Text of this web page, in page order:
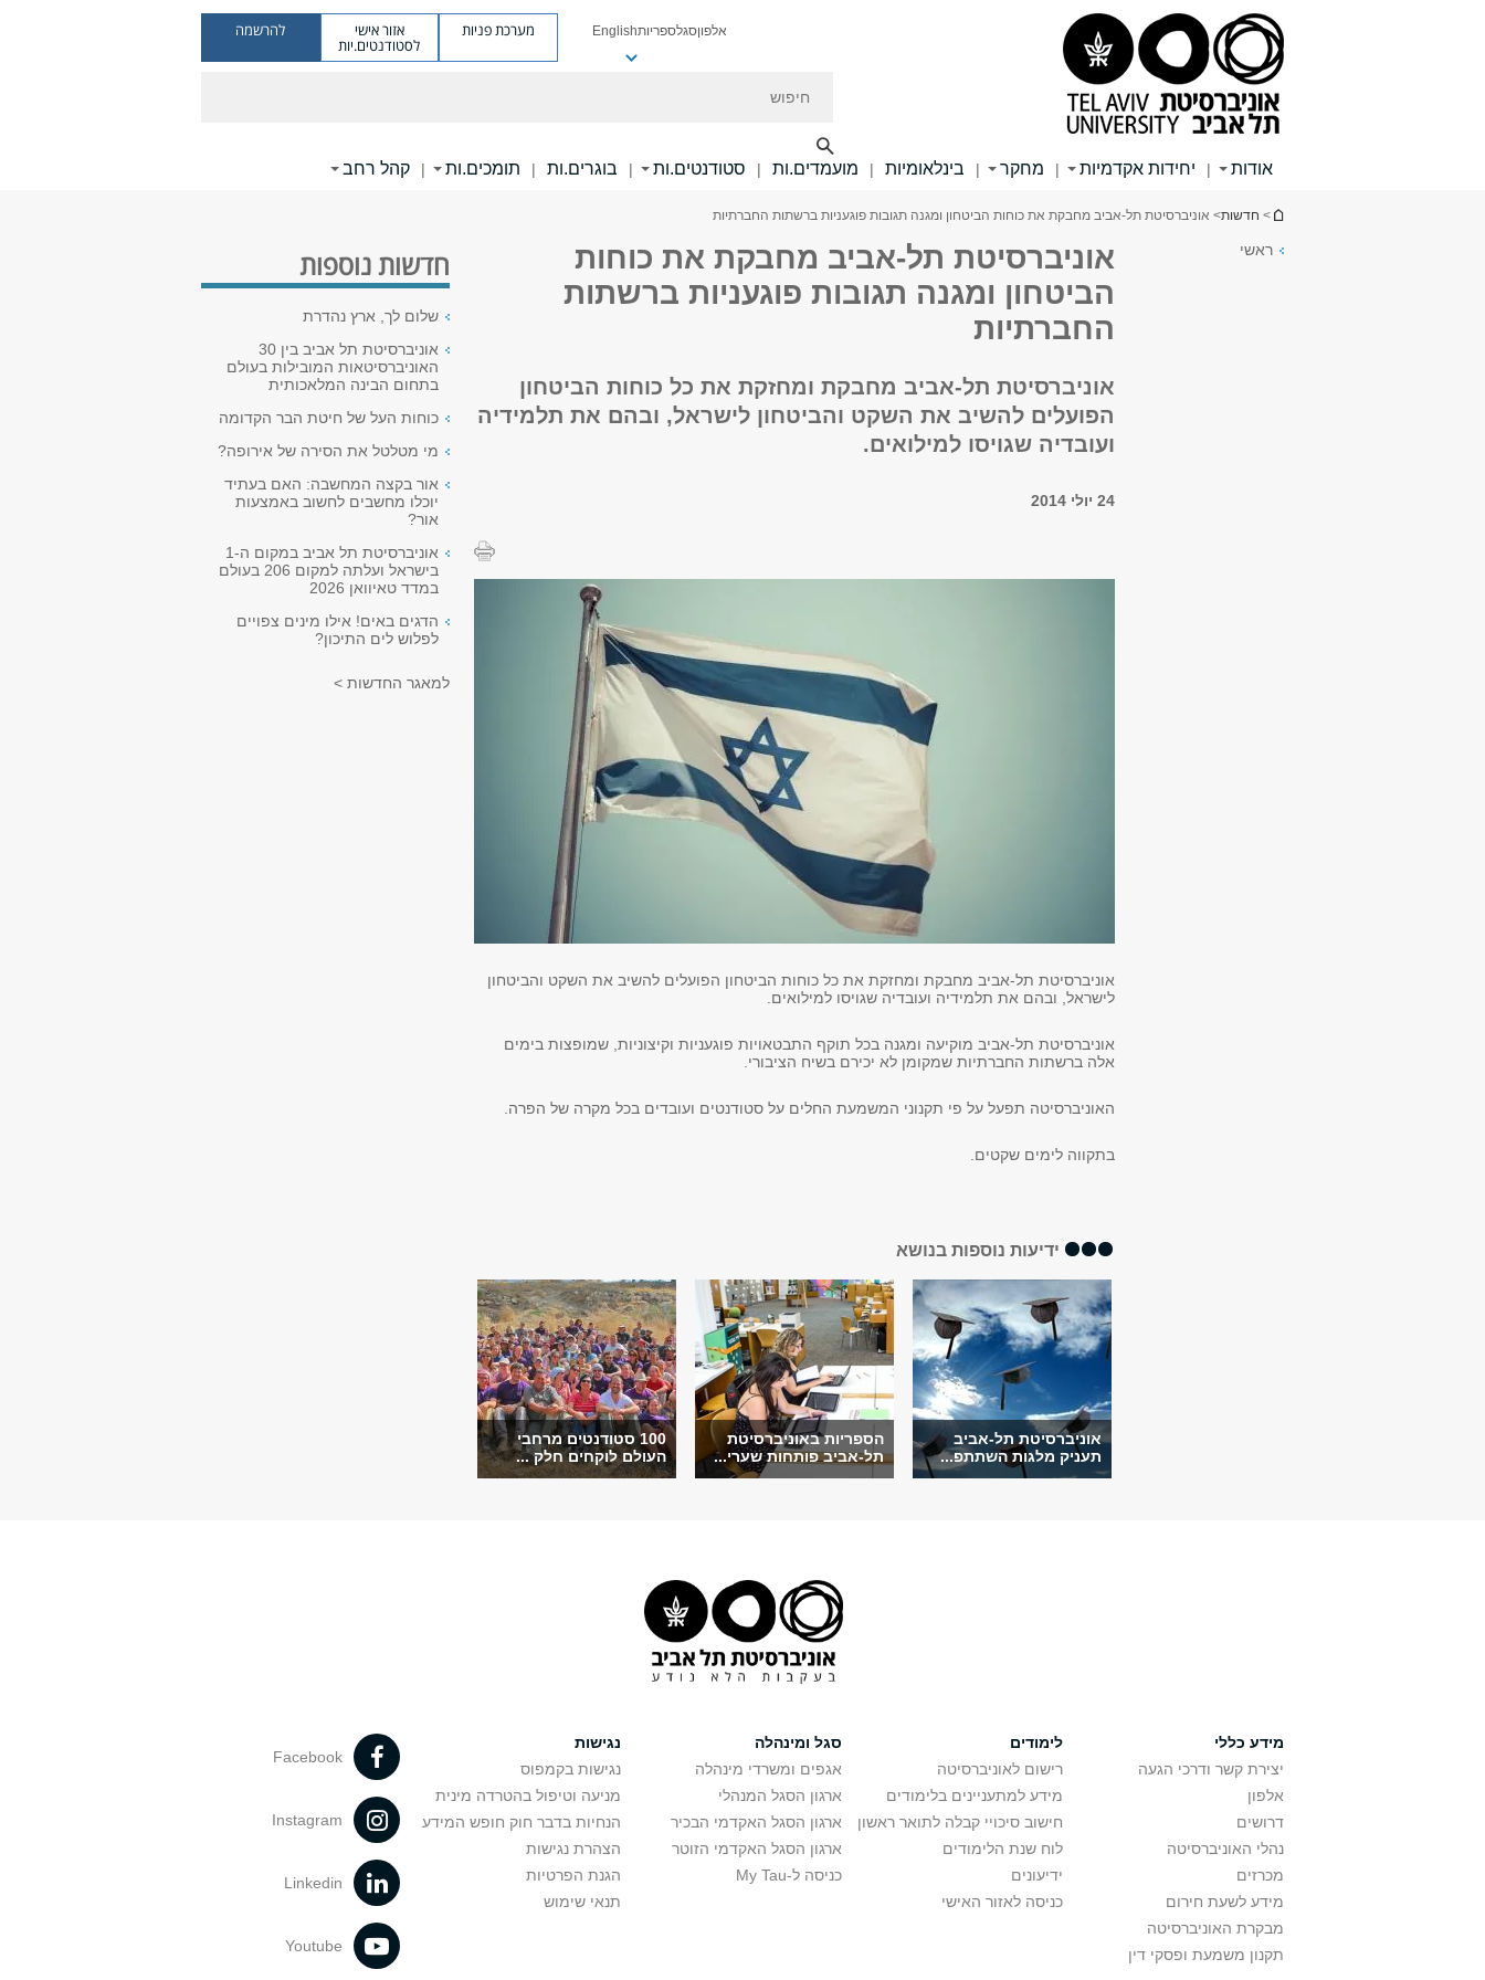
אלפוןסגלספריותEnglish מערכת פניות אזור אישי
לסטודנטים.יות
להרשמה
אודות | יחידות אקדמיות | מחקר | בינלאומיות | מועמדים.ות | סטודנטים.ות | בוגרים.ות | תומכים.ות | קהל רחב
הינך נמצא כאן
> חדשות> אוניברסיטת תל-אביב מחבקת את כוחות הביטחון ומגנה תגובות פוגעניות ברשתות החברתיות
ראשי
אוניברסיטת תל-אביב מחבקת את כוחות
הביטחון ומגנה תגובות פוגעניות ברשתות
החברתיות
אוניברסיטת תל-אביב מחבקת ומחזקת את כל כוחות הביטחון
הפועלים להשיב את השקט והביטחון לישראל, ובהם את תלמידיה
ועובדיה שגויסו למילואים.
24 יולי 2014
אוניברסיטת תל-אביב מחבקת ומחזקת את כל כוחות הביטחון הפועלים להשיב את השקט והביטחון
לישראל, ובהם את תלמידיה ועובדיה שגויסו למילואים.
אוניברסיטת תל-אביב מוקיעה ומגנה בכל תוקף התבטאויות פוגעניות וקיצוניות, שמופצות בימים
אלה ברשתות החברתיות שמקומן לא יכירם בשיח הציבורי.
האוניברסיטה תפעל על פי תקנוני המשמעת החלים על סטודנטים ועובדים בכל מקרה של הפרה.
בתקווה לימים שקטים.
ידיעות נוספות בנושא
אוניברסיטת תל-אביב
תעניק מלגות השתתפ...
הספריות באוניברסיטת
תל-אביב פותחות שערי...
100 סטודנטים מרחבי
העולם לוקחים חלק ...
חדשות נוספות
שלום לך, ארץ נהדרת
אוניברסיטת תל אביב בין 30
האוניברסיטאות המובילות בעולם
בתחום הבינה המלאכותית
כוחות העל של חיטת הבר הקדומה
מי מטלטל את הסירה של אירופה?
אור בקצה המחשבה: האם בעתיד
יוכלו מחשבים לחשוב באמצעות
אור?
אוניברסיטת תל אביב במקום ה-1
בישראל ועלתה למקום 206 בעולם
במדד טאיוואן 2026
הדגים באים! אילו מינים צפויים
לפלוש לים התיכון?
למאגר החדשות >
מידע כללי
יצירת קשר ודרכי הגעה
אלפון
דרושים
נהלי האוניברסיטה
מכרזים
מידע לשעת חירום
מבקרת האוניברסיטה
תקנון משמעת ופסקי דין
לימודים
רישום לאוניברסיטה
מידע למתעניינים בלימודים
חישוב סיכויי קבלה לתואר ראשון
לוח שנת הלימודים
ידיעונים
כניסה לאזור האישי
סגל ומינהלה
אגפים ומשרדי מינהלה
ארגון הסגל המנהלי
ארגון הסגל האקדמי הבכיר
ארגון הסגל האקדמי הזוטר
כניסה ל-My Tau
נגישות
נגישות בקמפוס
מניעה וטיפול בהטרדה מינית
הנחיות בדבר חוק חופש המידע
הצהרת נגישות
הגנת הפרטיות
תנאי שימוש
Facebook
Instagram
Linkedin
Youtube